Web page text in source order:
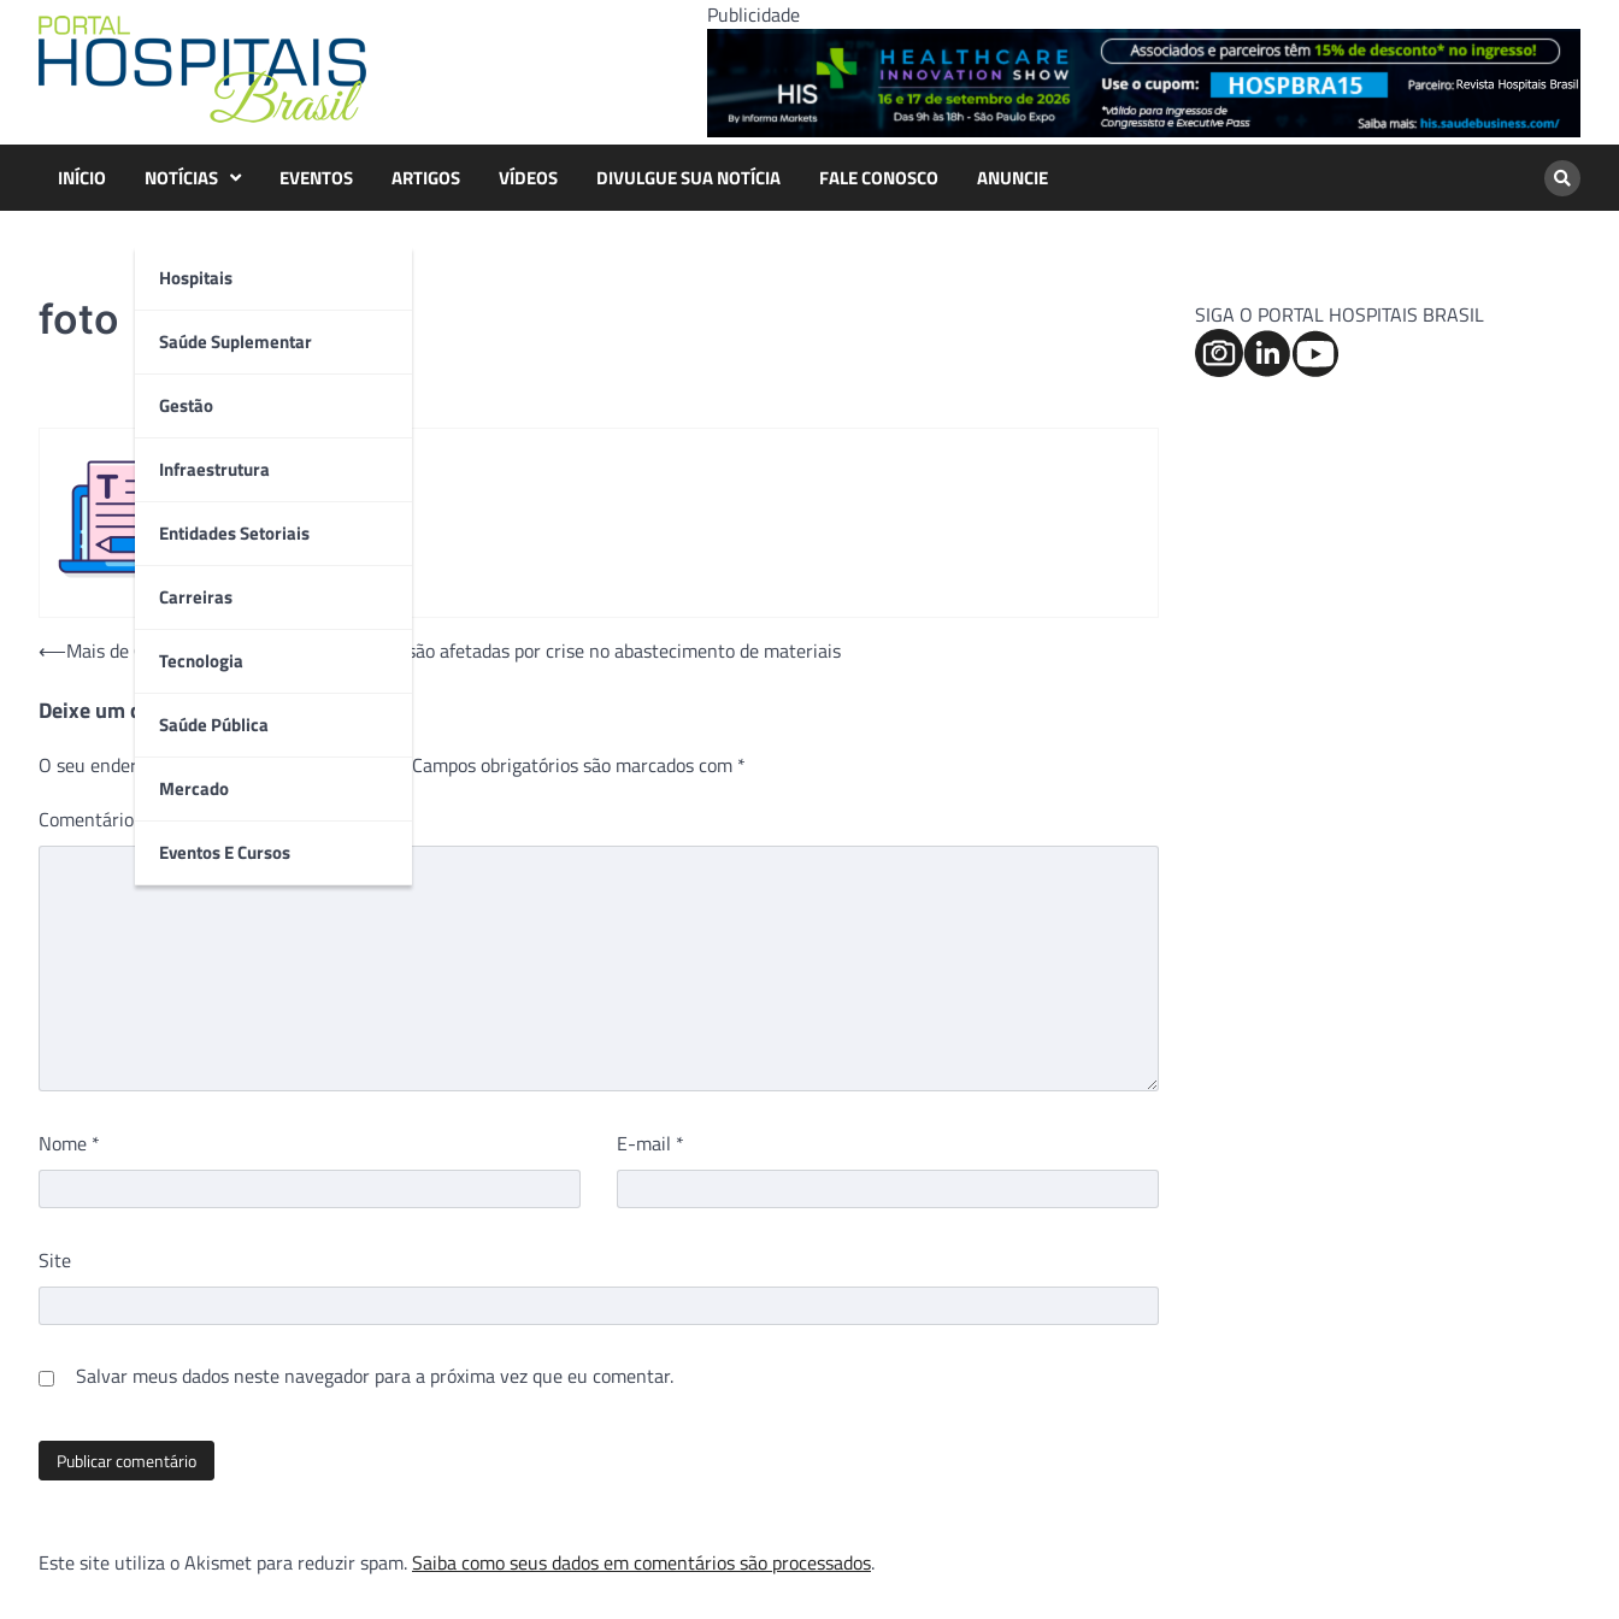
content
Publicidade
INÍCIO NOTÍCIAS
Hospitais
Saúde Suplementar
Gestão
Infraestrutura
Entidades Setoriais
Carreiras
Tecnologia
Saúde Pública
Mercado
Eventos E Cursos
EVENTOS ARTIGOS VÍDEOS DIVULGUE SUA NOTÍCIA FALE CONOSCO ANUNCIE
foto
Navegação
Post
⟵Mais de 60 mil cirurgias cardiovasculares são afetadas por crise no abastecimento de materiais
Deixe um comentário
O seu endereço de e-mail não será publicado. Campos obrigatórios são marcados com *
Comentário
Nome * E-mail *
Site
Salvar meus dados neste navegador para a próxima vez que eu comentar.
Este site utiliza o Akismet para reduzir spam.Saiba como seus dados em comentários são processados.
SIGA O PORTAL HOSPITAIS BRASIL